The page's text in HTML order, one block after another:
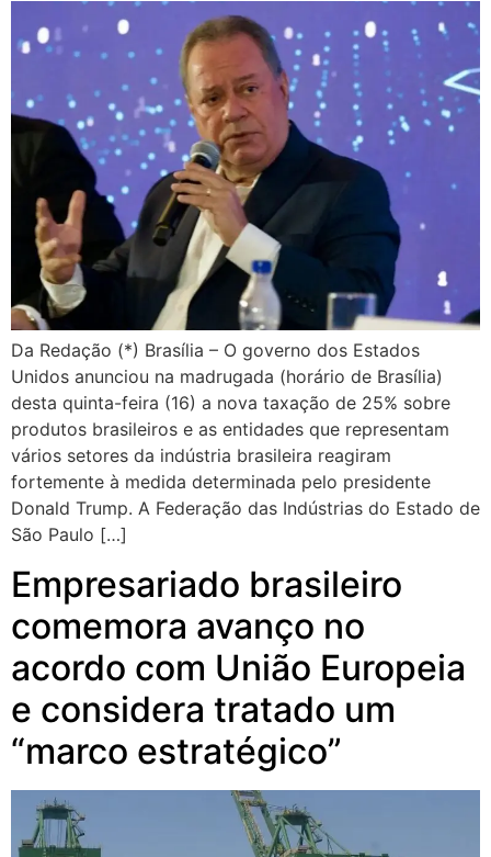
Da Redação (*) Brasília – O governo dos Estados
Unidos anunciou na madrugada (horário de Brasília)
desta quinta-feira (16) a nova taxação de 25% sobre
produtos brasileiros e as entidades que representam
vários setores da indústria brasileira reagiram
fortemente à medida determinada pelo presidente
Donald Trump. A Federação das Indústrias do Estado de
São Paulo […]
Empresariado brasileiro
comemora avanço no
acordo com União Europeia
e considera tratado um
“marco estratégico”